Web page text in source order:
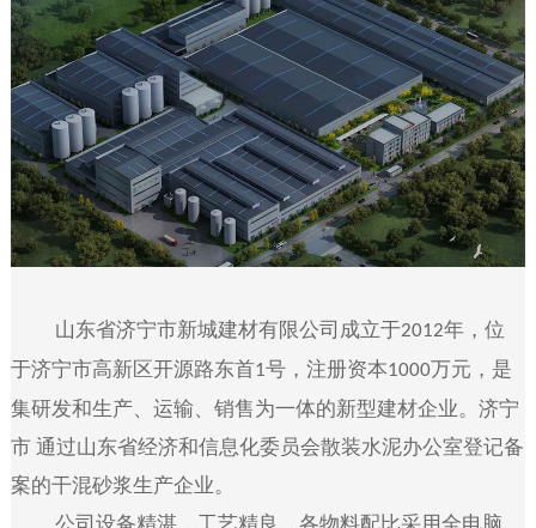
山东省济宁市新城建材有限公司成立于2012年，位
于济宁市高新区开源路东首1号，注册资本1000万元， 是
集研发和生产、运输、销售为一体的新型建材企业。济宁
市 通过山东省经济和信息化委员会散装水泥办公室登记备
案的干混砂浆生产企业。